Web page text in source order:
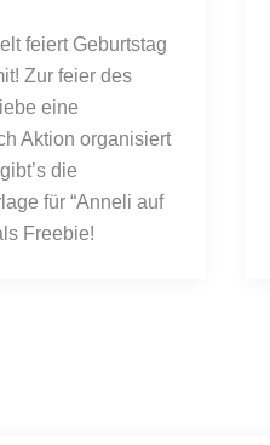
feiert Geburtstag
Zur feier des
eine
Aktion organisiert
die
für “Anneli auf
Freebie!